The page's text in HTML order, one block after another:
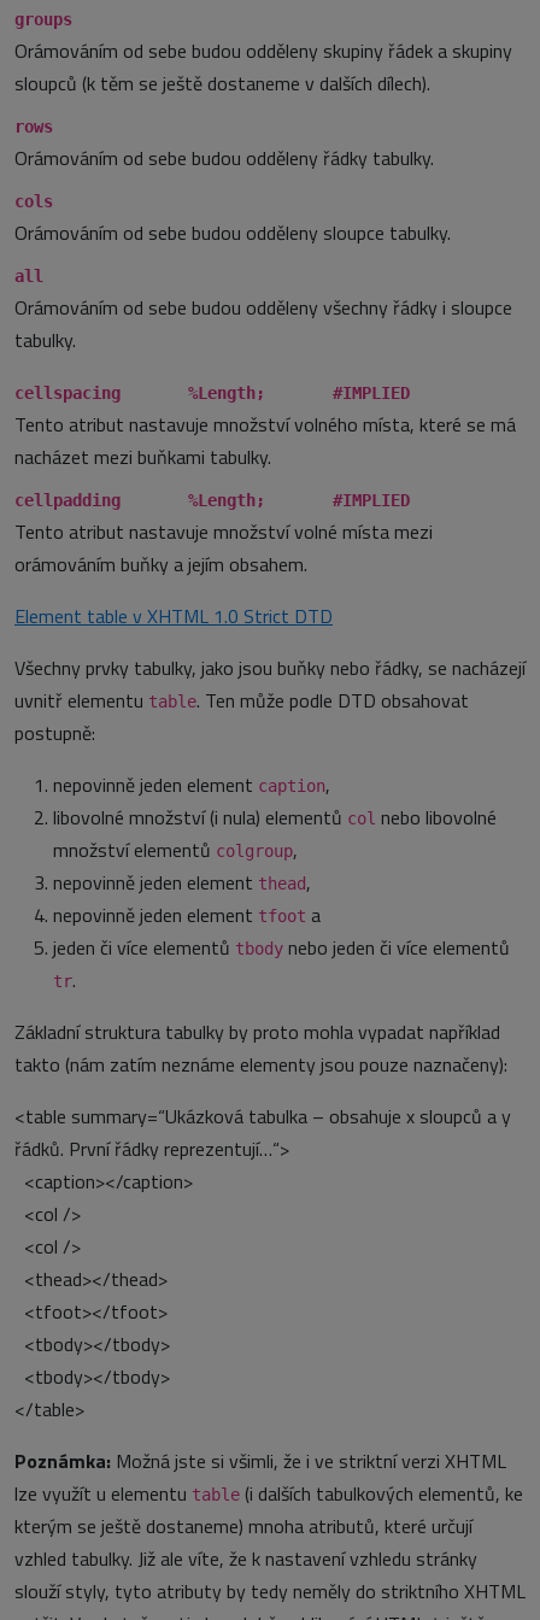
groups
Orámováním od sebe budou odděleny skupiny řádek a skupiny
sloupců (k těm se ještě dostaneme v dalších dílech).
rows
Orámováním od sebe budou odděleny řádky tabulky.
cols
Orámováním od sebe budou odděleny sloupce tabulky.
all
Orámováním od sebe budou odděleny všechny řádky i sloupce
tabulky.
cellspacing %Length; #IMPLIED
Tento atribut nastavuje množství volného místa, které se má
nacházet mezi buňkami tabulky.
cellpadding %Length; #IMPLIED
Tento atribut nastavuje množství volné místa mezi
orámováním buňky a jejím obsahem.
Element table v XHTML 1.0 Strict DTD
Všechny prvky tabulky, jako jsou buňky nebo řádky, se nacházejí
uvnitř elementu table. Ten může podle DTD obsahovat
postupně:
nepovinně jeden element caption,
libovolné množství (i nula) elementů col nebo libovolné
množství elementů colgroup,
nepovinně jeden element thead,
nepovinně jeden element tfoot a
jeden či více elementů tbody nebo jeden či více elementů
tr.
Základní struktura tabulky by proto mohla vypadat například
takto (nám zatím neznáme elementy jsou pouze naznačeny):
<table summary=“Ukázková tabulka – obsahuje x sloupců a y
řádků. První řádky reprezentují…“>
<caption></caption>
<col />
<col />
<thead></thead>
<tfoot></tfoot>
<tbody></tbody>
<tbody></tbody>
</table>
Poznámka: Možná jste si všimli, že i ve striktní verzi XHTML
lze využít u elementu table (i dalších tabulkových elementů, ke
kterým se ještě dostaneme) mnoha atributů, které určují
vzhled tabulky. Již ale víte, že k nastavení vzhledu stránky
slouží styly, tyto atributy by tedy neměly do striktního XHTML